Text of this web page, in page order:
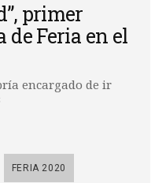
primer
de Feria en el
encargado de ir
FERIA 2020